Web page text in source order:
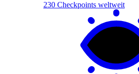
230 Checkpoints weltweit